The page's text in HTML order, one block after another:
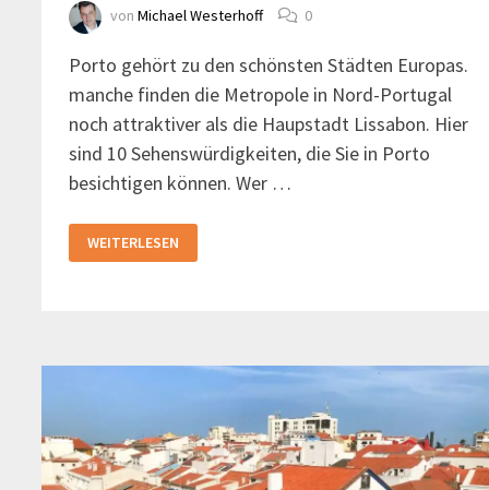
vonMichael Westerhoff 0
Porto gehört zu den schönsten Städten Europas.
manche finden die Metropole in Nord-Portugal
noch attraktiver als die Haupstadt Lissabon. Hier
sind 10 Sehenswürdigkeiten, die Sie in Porto
besichtigen können. Wer …
10
DINGE,
DIE
WEITERLESEN